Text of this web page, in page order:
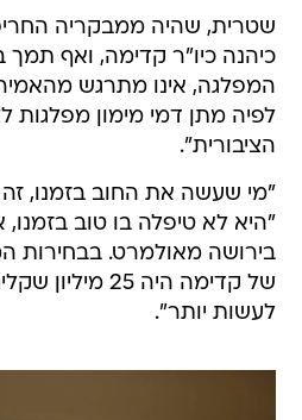
שטרית, שהיה ממבקריה
כיהנה כיו"ר קדימה, ואף תמך
המפלגה, אינו מתרגש
לפיה מתן דמי מימון מפלגות
הציבורית".
"מי שעשה את החוב בזמנו, זה
"היא לא טיפלה בו טוב בזמנו,
בירושה מאולמרט. בבחירות
של קדימה היה 25
לעשות יותר".